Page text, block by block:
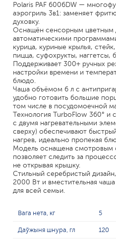
Polaris PAF 6006DW —
аэрогриль 3в1: заменяет
духовку.
Оснащён сенсорным цветным
автоматическими
курица, куриные крылья,
пицца, суфохрукты, наггетсы,
Поддерживает 300+ ручных
настройки времени и
блюдо.
Чаша объёмом 6 л с
удобно готовить большие
том числе в посудомоечной
Технология TurboFlow 360° и
с двумя нагревательными
сверху) обеспечивают
нагрев, идеально пропекая
Модель оснащена смотровым
позволяет следить за
не открывая крышку.
Стильный серебристый
2000 Вт и вместительная
для всей семьи.
Вага нета, кг 5
Даўжыня шнура, гл 120